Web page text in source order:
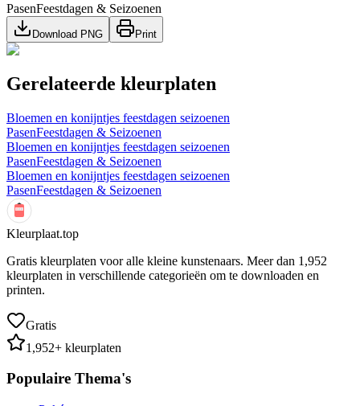
PasenFeestdagen & Seizoenen
Download PNG Print
Gerelateerde kleurplaten
Bloemen en konijntjes feestdagen seizoenen
PasenFeestdagen & Seizoenen
Bloemen en konijntjes feestdagen seizoenen
PasenFeestdagen & Seizoenen
Bloemen en konijntjes feestdagen seizoenen
PasenFeestdagen & Seizoenen
Kleurplaat.top
Gratis kleurplaten voor alle kleine kunstenaars. Meer dan 1,952
kleurplaten in verschillende categorieën om te downloaden en
printen.
Gratis
1,952+ kleurplaten
Populaire Thema's